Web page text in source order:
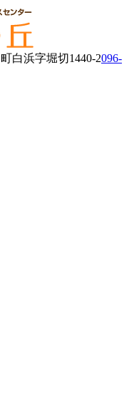
白浜字堀切1440-2096-